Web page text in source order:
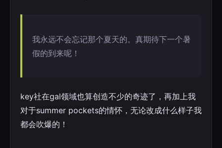
我永远不会忘记那个夏天的。真期待下一个暑
假的到来呢！
key社在gal领域也算创造不少的奇迹了，再加上我
对于summer pockets的情怀，无论改成什么样子我
都会吹爆的！